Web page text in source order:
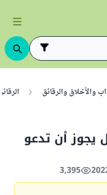
والأخلاق والرقائق
يجوز أن تدعو
3,395